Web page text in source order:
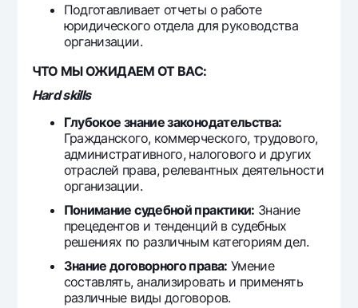
Подготавливает отчеты о работе
юридического отдела для руководства
организации.
ЧТО МЫ ОЖИДАЕМ ОТ ВАС:
Hard skills
Глубокое знание законодательства:
Гражданского, коммерческого, трудового,
административного, налогового и других
отраслей права, релевантных деятельности
организации.
Понимание судебной практики: Знание
прецедентов и тенденций в судебных
решениях по различным категориям дел.
Знание договорного права: Умение
составлять, анализировать и применять
различные виды договоров.